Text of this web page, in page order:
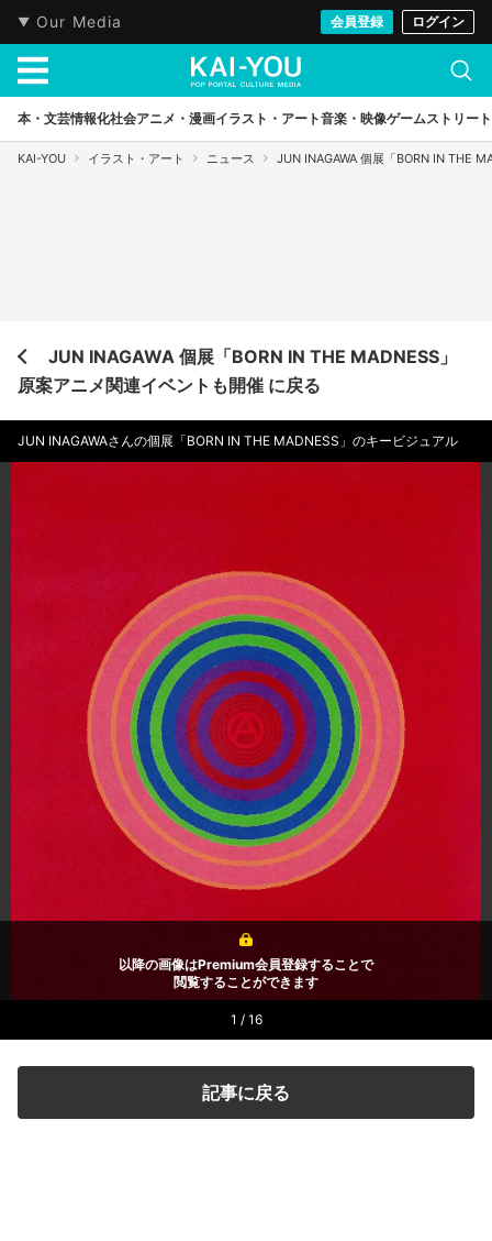
Our Media 会員登録 ログイン
本・文芸情報化社会アニメ・漫画イラスト・アート音楽・映像ゲームストリート
KAI-YOU イラスト・アート ニュース JUN INAGAWA 個展「BORN IN THE
JUN INAGAWA 個展「BORN IN THE MADNESS」
原案アニメ関連イベントも開催 に戻る
JUN INAGAWAさんの個展「BORN IN THE MADNESS」のキービジュアル
以降の画像はPremium会員登録することで
閲覧することができます
1 / 16
記事に戻る